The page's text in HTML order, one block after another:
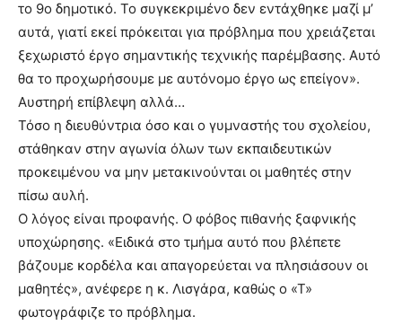
το 9ο δημοτικό. Το συγκεκριμένο δεν εντάχθηκε μαζί μ’
αυτά, γιατί εκεί πρόκειται για πρόβλημα που χρειάζεται
ξεχωριστό έργο σημαντικής τεχνικής παρέμβασης. Αυτό
θα το προχωρήσουμε με αυτόνομο έργο ως επείγον».
Αυστηρή επίβλεψη αλλά…
Τόσο η διευθύντρια όσο και ο γυμναστής του σχολείου,
στάθηκαν στην αγωνία όλων των εκπαιδευτικών
προκειμένου να μην μετακινούνται οι μαθητές στην
πίσω αυλή.
Ο λόγος είναι προφανής. Ο φόβος πιθανής ξαφνικής
υποχώρησης. «Ειδικά στο τμήμα αυτό που βλέπετε
βάζουμε κορδέλα και απαγορεύεται να πλησιάσουν οι
μαθητές», ανέφερε η κ. Λισγάρα, καθώς ο «Τ»
φωτογράφιζε το πρόβλημα.